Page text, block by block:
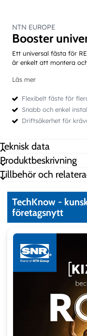
NTN EUROPE
Booster
Ett universal fästa för
är enkelt att montera
Läs mer
Flexibelt fäste för
Snabb och enkel
Driftsäkerhet för
Teknisk data
Produktbeskrivning
Tillbehör och
TechKnow -
företagsnytt